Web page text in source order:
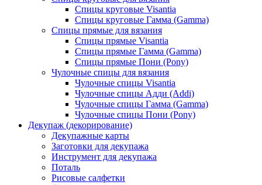
Спицы круговые Visantia
Спицы круговые Гамма (Gamma)
Спицы прямые для вязания
Спицы прямые Visantia
Спицы прямые Гамма (Gamma)
Спицы прямые Пони (Pony)
Чулочные спицы для вязания
Чулочные спицы Visantia
Чулочные спицы Адди (Addi)
Чулочные спицы Гамма (Gamma)
Чулочные спицы Пони (Pony)
Декупаж (декорирование)
Декупажные карты
Заготовки для декупажа
Инструмент для декупажа
Поталь
Рисовые салфетки